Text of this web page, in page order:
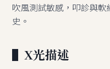
吹風測試敏感，叩診與
史。
▌X光描述